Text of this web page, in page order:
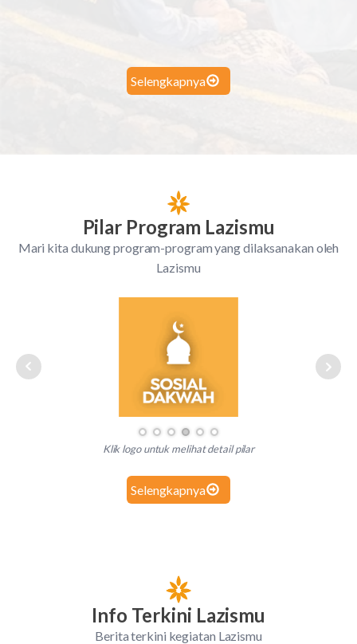
Selengkapnya
Pilar Program Lazismu
Mari kita dukung program-program yang dilaksanakan oleh
Lazismu
Klik logo untuk melihat detail pilar
Selengkapnya
Info Terkini Lazismu
Berita terkini kegiatan Lazismu